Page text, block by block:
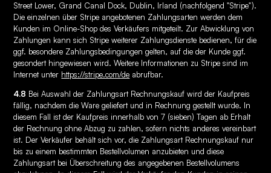
Street Lower, Grand Canal Dock, Dublin, Irland (nachfolgend "Stripe").
Die einzelnen über Stripe angebotenen Zahlungsarten werden dem
Kunden im Online-Shop des Verkäufers mitgeteilt. Zur Abwicklung von
Zahlungen kann sich Stripe weiterer Zahlungsdienste bedienen, für die
ggf. besondere Zahlungsbedingungen gelten, auf die der Kunde ggf.
gesondert hingewiesen wird. Weitere Informationen zu Stripe sind im
Internet unter https://stripe.com/de abrufbar.
4.8 Bei Auswahl der Zahlungsart Rechnungskauf wird der Kaufpreis
fällig, nachdem die Ware geliefert und in Rechnung gestellt wurde. In
diesem Fall ist der Kaufpreis innerhalb von 7 (sieben) Tagen ab Erhalt
der Rechnung ohne Abzug zu zahlen, sofern nichts anderes vereinbart
ist. Der Verkäufer behält sich vor, die Zahlungsart Rechnungskauf nur
bis zu einem bestimmten Bestellvolumen anzubieten und diese
Zahlungsart bei Überschreitung des angegebenen Bestellvolumens